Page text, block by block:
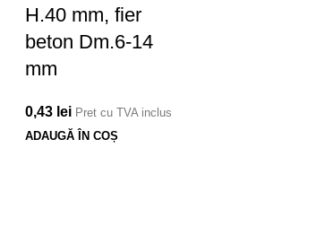
H.40 mm, fier
beton Dm.6-14
mm
0,43 lei Pret cu TVA inclus
ADAUGĂ ÎN COȘ